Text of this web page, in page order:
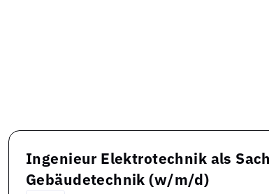
Ingenieur Elektrotechnik als
Gebäudetechnik (w/m/d)